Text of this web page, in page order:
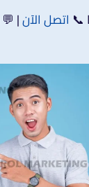
📞 اتصل الآن| 💬